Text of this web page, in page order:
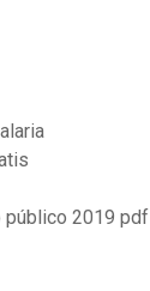
público 2019 pdf